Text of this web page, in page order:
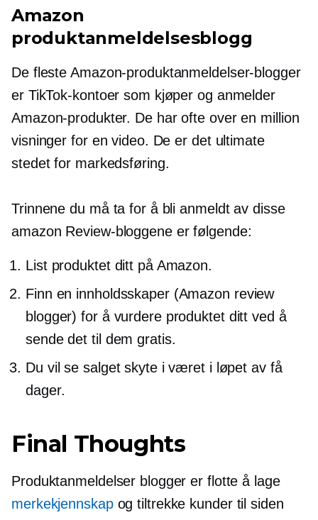
Amazon
produktanmeldelsesblogg
De fleste Amazon-produktanmeldelser-blogger
er TikTok-kontoer som kjøper og anmelder
Amazon-produkter. De har ofte over en million
visninger for en video. De er det ultimate
stedet for markedsføring.
Trinnene du må ta for å bli anmeldt av disse
amazon Review-bloggene er følgende:
List produktet ditt på Amazon.
Finn en innholdsskaper (Amazon review
blogger) for å vurdere produktet ditt ved å
sende det til dem gratis.
Du vil se salget skyte i været i løpet av få
dager.
Final Thoughts
Produktanmeldelser blogger er flotte å lage
merkekjennskapog tiltrekke kunder til siden